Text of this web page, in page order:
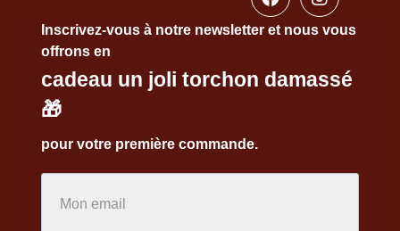
Inscrivez-vous à notre newsletter et nous vous
offrons en
cadeau un joli torchon damassé
🎁
pour votre première commande.